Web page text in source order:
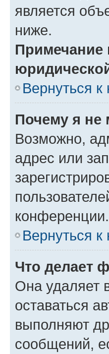
является
ниже.
Примечание
Вернуться к
Почему я не
Возможно,
адрес или
конференции.
Вернуться к
Что делает
Она удаляет
оставаться
выполняют
сообщений,